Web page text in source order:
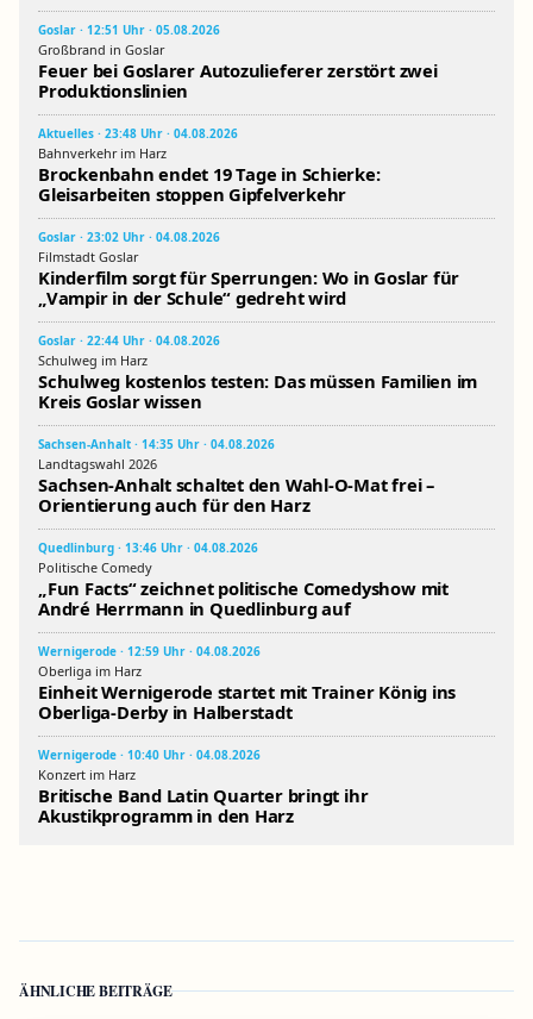
Goslar · 12:51 Uhr · 05.08.2026
Großbrand in Goslar
Feuer bei Goslarer Autozulieferer zerstört zwei
Produktionslinien
Aktuelles · 23:48 Uhr · 04.08.2026
Bahnverkehr im Harz
Brockenbahn endet 19 Tage in Schierke:
Gleisarbeiten stoppen Gipfelverkehr
Goslar · 23:02 Uhr · 04.08.2026
Filmstadt Goslar
Kinderfilm sorgt für Sperrungen: Wo in Goslar für
„Vampir in der Schule“ gedreht wird
Goslar · 22:44 Uhr · 04.08.2026
Schulweg im Harz
Schulweg kostenlos testen: Das müssen Familien im
Kreis Goslar wissen
Sachsen-Anhalt · 14:35 Uhr · 04.08.2026
Landtagswahl 2026
Sachsen-Anhalt schaltet den Wahl-O-Mat frei –
Orientierung auch für den Harz
Quedlinburg · 13:46 Uhr · 04.08.2026
Politische Comedy
„Fun Facts“ zeichnet politische Comedyshow mit
André Herrmann in Quedlinburg auf
Wernigerode · 12:59 Uhr · 04.08.2026
Oberliga im Harz
Einheit Wernigerode startet mit Trainer König ins
Oberliga-Derby in Halberstadt
Wernigerode · 10:40 Uhr · 04.08.2026
Konzert im Harz
Britische Band Latin Quarter bringt ihr
Akustikprogramm in den Harz
ÄHNLICHE BEITRÄGE